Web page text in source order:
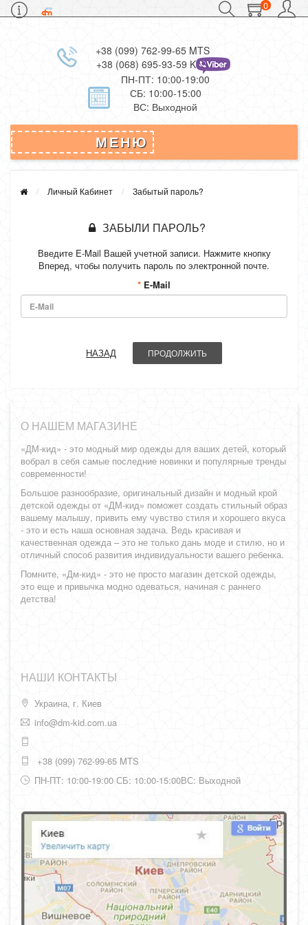
0
+38 (099) 762-99-65 MTS
+38 (068) 695-93-59 Kievstar
ПН-ПТ: 10:00-19:00
СБ: 10:00-15:00
ВС: Выходной
МЕНЮ
Личный Кабинет Забытый пароль?
ЗАБЫЛИ ПАРОЛЬ?
Введите E-Mail Вашей учетной записи. Нажмите кнопку
Вперед, чтобы получить пароль по электронной почте.
E-Mail
НАЗАД
О НАШЕМ МАГАЗИНЕ
«ДМ-кид» - это модный мир одежды для ваших детей, который
вобрал в себя самые последние новинки и популярные тренды
современности!
Большое разнообразие, оригинальный дизайн и модный крой
детской одежды от «ДМ-кид» поможет создать стильный образ
вашему малышу, привить ему чувство стиля и хорошего вкуса
- это и есть наша основная задача. Ведь красивая и
качественная одежда – это не только дань моде и стилю, но и
отличный способ развития индивидуальности вашего ребенка.
Помните, «Дм-кид» - это не просто магазин детской одежды,
это еще и привычка модно одеваться, начиная с раннего
детства!
НАШИ КОНТАКТЫ
Украина, г. Киев
info@dm-kid.com.ua
+38 (099) 762-99-65 MTS
ПН-ПТ: 10:00-19:00 СБ: 10:00-15:00ВС: Выходной